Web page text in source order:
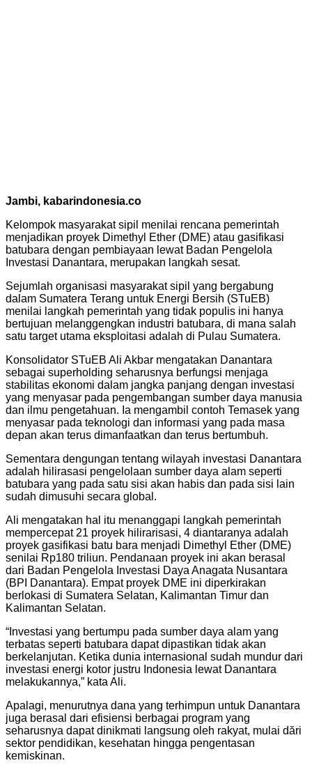
Jambi, kabarindonesia.co
Kelompok masyarakat sipil menilai rencana pemerintah
menjadikan proyek Dimethyl Ether (DME) atau gasifikasi
batubara dengan pembiayaan lewat Badan Pengelola
Investasi Danantara, merupakan langkah sesat.
Sejumlah organisasi masyarakat sipil yang bergabung
dalam Sumatera Terang untuk Energi Bersih (STuEB)
menilai langkah pemerintah yang tidak populis ini hanya
bertujuan melanggengkan industri batubara, di mana salah
satu target utama eksploitasi adalah di Pulau Sumatera.
Konsolidator STuEB Ali Akbar mengatakan Danantara
sebagai superholding seharusnya berfungsi menjaga
stabilitas ekonomi dalam jangka panjang dengan investasi
yang menyasar pada pengembangan sumber daya manusia
dan ilmu pengetahuan. Ia mengambil contoh Temasek yang
menyasar pada teknologi dan informasi yang pada masa
depan akan terus dimanfaatkan dan terus bertumbuh.
Sementara dengungan tentang wilayah investasi Danantara
adalah hilirasasi pengelolaan sumber daya alam seperti
batubara yang pada satu sisi akan habis dan pada sisi lain
sudah dimusuhi secara global.
Ali mengatakan hal itu menanggapi langkah pemerintah
mempercepat 21 proyek hilirarisasi, 4 diantaranya adalah
proyek gasifikasi batu bara menjadi Dimethyl Ether (DME)
senilai Rp180 triliun. Pendanaan proyek ini akan berasal
dari Badan Pengelola Investasi Daya Anagata Nusantara
(BPI Danantara). Empat proyek DME ini diperkirakan
berlokasi di Sumatera Selatan, Kalimantan Timur dan
Kalimantan Selatan.
“Investasi yang bertumpu pada sumber daya alam yang
terbatas seperti batubara dapat dipastikan tidak akan
berkelanjutan. Ketika dunia internasional sudah mundur dari
investasi energi kotor justru Indonesia lewat Danantara
melakukannya,” kata Ali.
Apalagi, menurutnya dana yang terhimpun untuk Danantara
juga berasal dari efisiensi berbagai program yang
seharusnya dapat dinikmati langsung oleh rakyat, mulai dări
sektor pendidikan, kesehatan hingga pengentasan
kemiskinan.